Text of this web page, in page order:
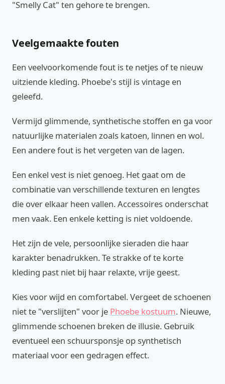
"Smelly Cat" ten gehore te brengen.
Veelgemaakte fouten
Een veelvoorkomende fout is te netjes of te nieuw
uitziende kleding. Phoebe's stijl is vintage en
geleefd.
Vermijd glimmende, synthetische stoffen en ga voor
natuurlijke materialen zoals katoen, linnen en wol.
Een andere fout is het vergeten van de lagen.
Een enkel vest is niet genoeg. Het gaat om de
combinatie van verschillende texturen en lengtes
die over elkaar heen vallen. Accessoires onderschat
men vaak. Een enkele ketting is niet voldoende.
Het zijn de vele, persoonlijke sieraden die haar
karakter benadrukken. Te strakke of te korte
kleding past niet bij haar relaxte, vrije geest.
Kies voor wijd en comfortabel. Vergeet de schoenen
niet te "verslijten" voor je Phoebe kostuum. Nieuwe,
glimmende schoenen breken de illusie. Gebruik
eventueel een schuursponsje op synthetisch
materiaal voor een gedragen effect.